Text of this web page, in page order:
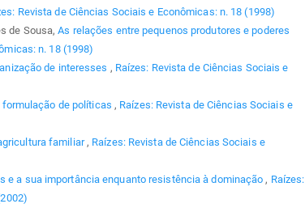
Revista de Ciências Sociais e Econômicas: n. 18 (1998)
de Sousa,As relações entre pequenos produtores e poderes
n. 18 (1998)
de interesses , Raízes: Revista de Ciências Sociais e
de políticas , Raízes: Revista de Ciências Sociais e
familiar, Raízes: Revista de Ciências Sociais e
e a sua importância enquanto resistência à dominação, Raízes: